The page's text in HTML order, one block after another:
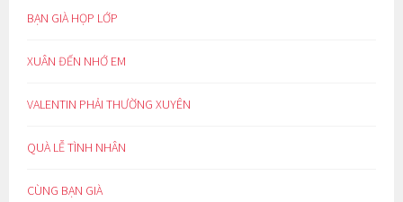
BẠN GIÀ HỌP LỚP
XUÂN ĐẾN NHỚ EM
VALENTIN PHẢI THƯỜNG XUYÊN
QUÀ LỄ TÌNH NHÂN
CÙNG BẠN GIÀ